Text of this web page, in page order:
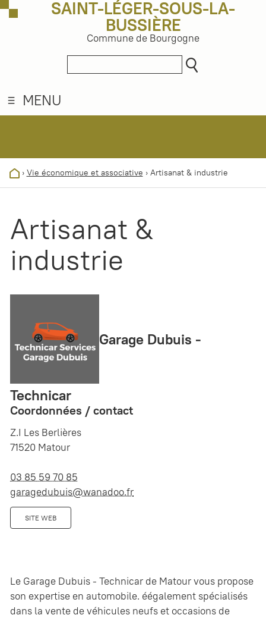
SAINT-LÉGER-SOUS-LA-
BUSSIÈRE
Commune de Bourgogne
MENU
› Vie économique et associative › Artisanat & industrie
Artisanat &
industrie
Garage Dubuis -
Technicar
Coordonnées / contact
Z.I Les Berlières
71520 Matour
03 85 59 70 85
garagedubuis@wanadoo.fr
SITE WEB
Le Garage Dubuis - Technicar de Matour vous propose
son expertise en automobile. éégalement spécialisés
dans la vente de véhicules neufs et occasions de